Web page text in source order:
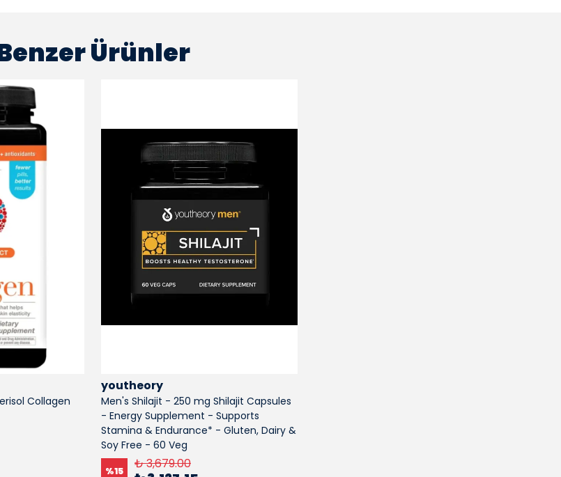
Ürünler
Collagen
youtheory
Men's Shilajit - 250 mg Shilajit Capsules
- Energy Supplement - Supports
Stamina & Endurance* - Gluten, Dairy &
Soy Free - 60 Veg
%15 ₺ 3,679.00